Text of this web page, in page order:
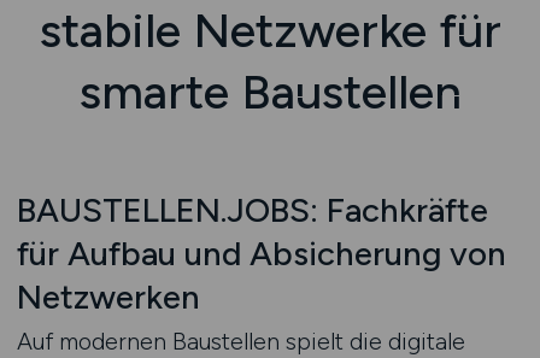
stabile Netzwerke für
smarte Baustellen
BAUSTELLEN.JOBS: Fachkräfte
für Aufbau und Absicherung von
Netzwerken
Auf modernen Baustellen spielt die digitale